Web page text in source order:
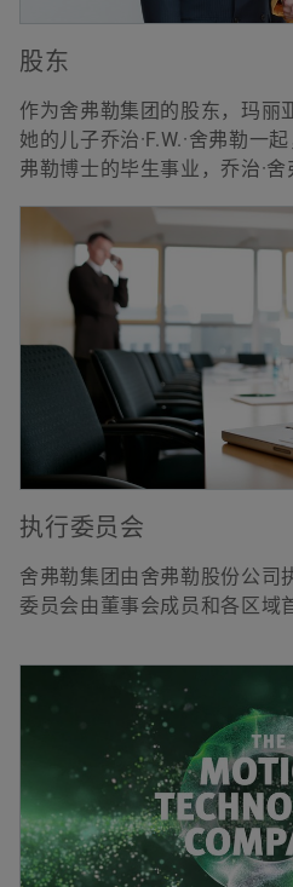
股东
作为舍弗勒集团的股东，玛丽
她的儿子乔治·F.W.·舍弗勒一
弗勒博士的毕生事业，乔治·
执行委员会
舍弗勒集团由舍弗勒股份公司
委员会由董事会成员和各区域